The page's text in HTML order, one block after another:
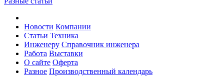
Новости Компании
Статьи Техника
Инженеру Справочник инженера
Работа Выставки
О сайте Оферта
Разное Производственный календарь